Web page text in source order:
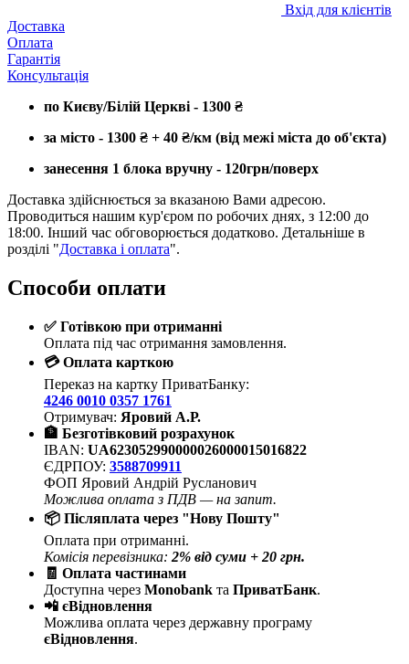
Вхід для клієнтів
Доставка
Оплата
Гарантія
Консультація
по Києву/Білій Церкві - 1300 ₴
за місто - 1300 ₴ + 40 ₴/км (від межі міста до об'єкта)
занесення 1 блока вручну - 120грн/поверх
Доставка здійснюється за вказаною Вами адресою.
Проводиться нашим кур'єром по робочих днях, з 12:00 до
18:00. Інший час обговорюється додатково. Детальніше в
розділі "Доставка і оплата".
Способи оплати
✅ Готівкою при отриманні
Оплата під час отримання замовлення.
💳 Оплата карткою
Переказ на картку ПриватБанку:
4246 0010 0357 1761
Отримувач: Яровий А.Р.
🏦 Безготівковий розрахунок
IBAN: UA623052990000026000015016822
ЄДРПОУ: 3588709911
ФОП Яровий Андрій Русланович
Можлива оплата з ПДВ — на запит.
📦 Післяплата через "Нову Пошту"
Оплата при отриманні.
Комісія перевізника: 2% від суми + 20 грн.
🧾 Оплата частинами
Доступна через Monobank та ПриватБанк.
📲 єВідновлення
Можлива оплата через державну програму
єВідновлення.